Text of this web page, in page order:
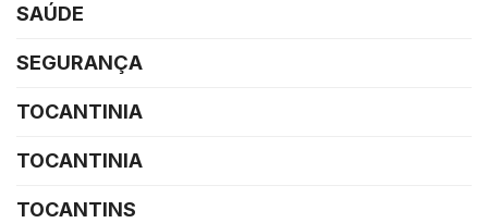
SAÚDE
SEGURANÇA
TOCANTINIA
TOCANTINIA
TOCANTINS